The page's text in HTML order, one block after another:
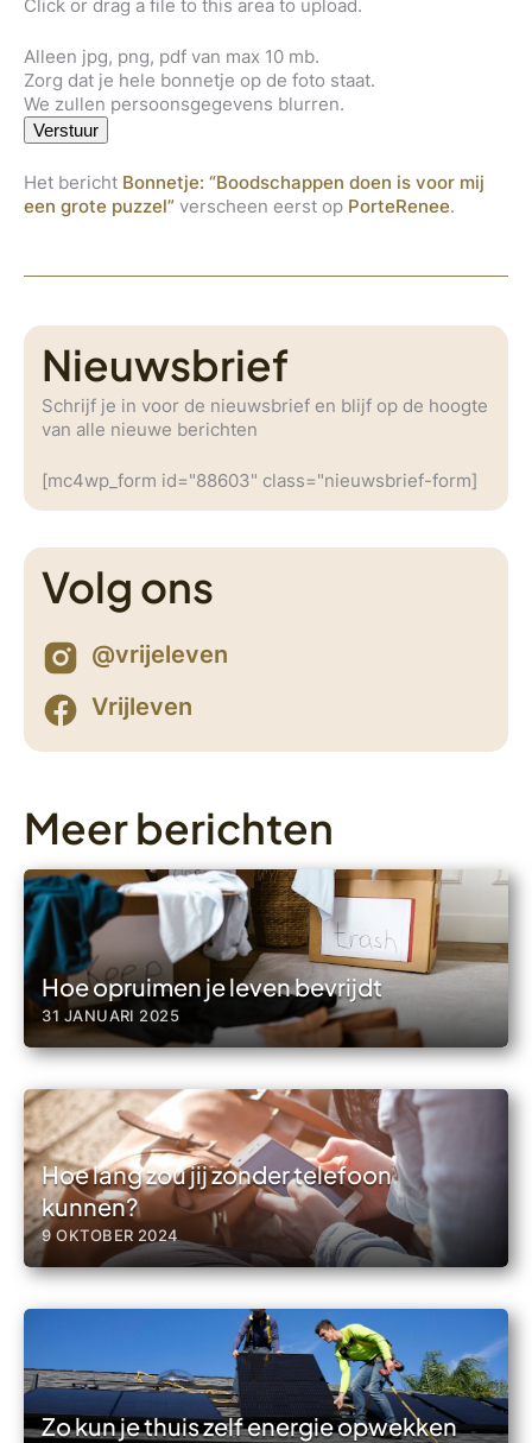
Click or drag a file to this area to upload.
Alleen jpg, png, pdf van max 10 mb.
Zorg dat je hele bonnetje op de foto staat.
We zullen persoonsgegevens blurren.
Verstuur
Het bericht Bonnetje: “Boodschappen doen is voor mij
een grote puzzel” verscheen eerst op PorteRenee.
Nieuwsbrief
Schrijf je in voor de nieuwsbrief en blijf op de hoogte
van alle nieuwe berichten
[mc4wp_form id="88603" class="nieuwsbrief-form]
Volg ons
@vrijeleven
Vrijleven
Meer berichten
Hoe opruimen je leven bevrijdt
31 JANUARI 2025
Hoe lang zou jij zonder telefoon
kunnen?
9 OKTOBER 2024
Zo kun je thuis zelf energie opwekken